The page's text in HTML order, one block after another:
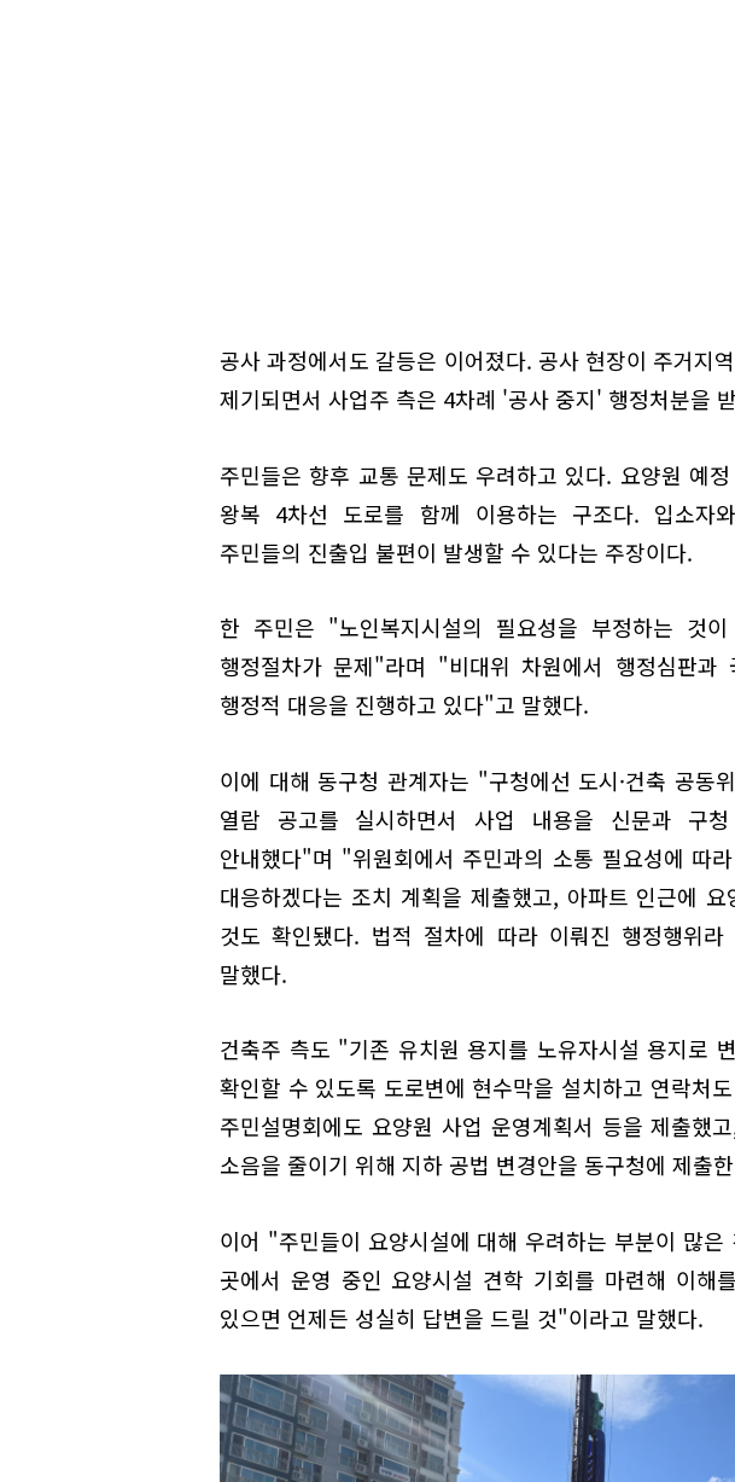
공사 과정에서도 갈등은 이어졌다. 공사 현장이 주거지
제기되면서 사업주 측은 4차례 '공사 중지' 행정처분을
주민들은 향후 교통 문제도 우려하고 있다. 요양원 예
왕복 4차선 도로를 함께 이용하는 구조다. 입소자
주민들의 진출입 불편이 발생할 수 있다는 주장이다.
한 주민은 "노인복지시설의 필요성을 부정하는 것
행정절차가 문제"라며 "비대위 차원에서 행정심판과
행정적 대응을 진행하고 있다"고 말했다.
이에 대해 동구청 관계자는 "구청에선 도시·건축 공동
열람 공고를 실시하면서 사업 내용을 신문과 구
안내했다"며 "위원회에서 주민과의 소통 필요성에 따
대응하겠다는 조치 계획을 제출했고, 아파트 인근에
것도 확인됐다. 법적 절차에 따라 이뤄진 행정행위
말했다.
건축주 측도 "기존 유치원 용지를 노유자시설 용지로
확인할 수 있도록 도로변에 현수막을 설치하고 연락처
주민설명회에도 요양원 사업 운영계획서 등을 제출했
소음을 줄이기 위해 지하 공법 변경안을 동구청에 제출
이어 "주민들이 요양시설에 대해 우려하는 부분이 많
곳에서 운영 중인 요양시설 견학 기회를 마련해 이해
있으면 언제든 성실히 답변을 드릴 것"이라고 말했다.